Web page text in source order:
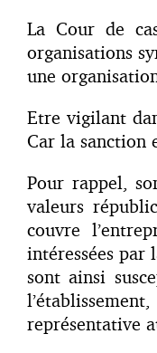
La Cour de
organisations
une
Etre vigilant
Car la sanction
Pour rappel,
valeurs
couvre
intéressées par
sont ainsi
représentative